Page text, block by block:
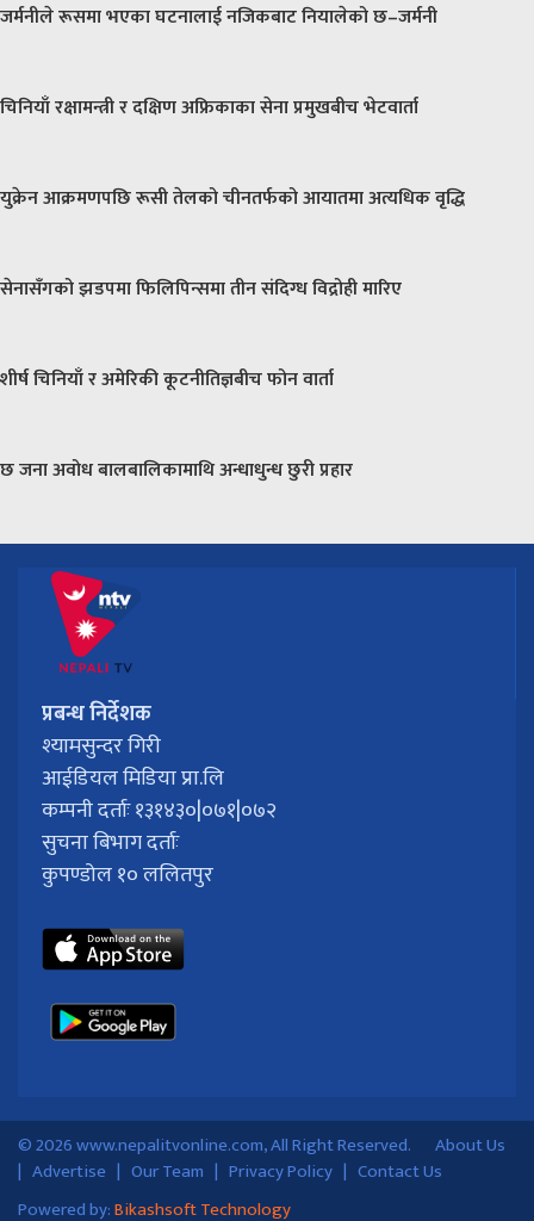
जर्मनीले रूसमा भएका घटनालाई नजिकबाट नियालेको छ–जर्मनी
चिनियाँ रक्षामन्त्री र दक्षिण अफ्रिकाका सेना प्रमुखबीच भेटवार्ता
युक्रेन आक्रमणपछि रूसी तेलको चीनतर्फको आयातमा अत्यधिक वृद्धि
सेनासँगको झडपमा फिलिपिन्समा तीन संदिग्ध विद्रोही मारिए
शीर्ष चिनियाँ र अमेरिकी कूटनीतिज्ञबीच फोन वार्ता
छ जना अवोध बालबालिकामाथि अन्धाधुन्ध छुरी प्रहार
प्रबन्ध निर्देशक
श्यामसुन्दर गिरी
आईडियल मिडिया प्रा.लि
कम्पनी दर्ताः १३१४३०|०७१|०७२
सुचना बिभाग दर्ताः
कुपण्डोल १० ललितपुर
© 2026 www.nepalitvonline.com, All Right Reserved. About Us
| Advertise | Our Team | Privacy Policy | Contact Us
Powered by:Bikashsoft Technology